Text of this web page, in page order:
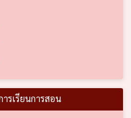
ารเรียนการสอน